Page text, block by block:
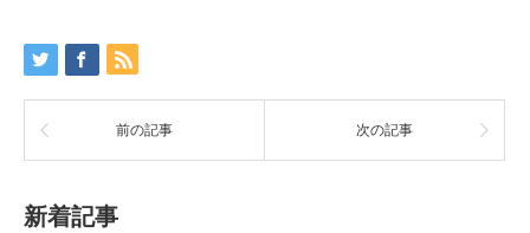
前の記事 次の記事
新着記事